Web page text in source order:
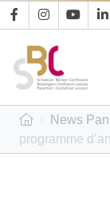
News
programme